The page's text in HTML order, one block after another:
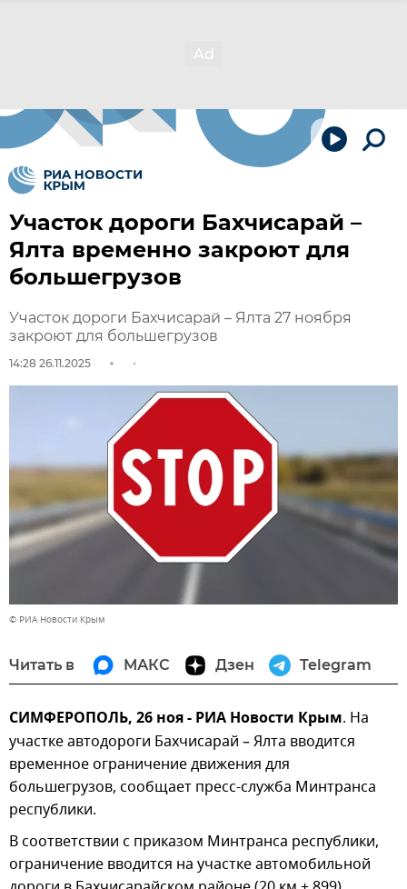
Участок дороги Бахчисарай –
Ялта временно закроют для
большегрузов
Участок дороги Бахчисарай – Ялта 27 ноября
закроют для большегрузов
14:28 26.11.2025
© РИА Новости Крым
Читать в МАКС Дзен Telegram
СИМФЕРОПОЛЬ, 26 ноя - РИА Новости Крым. На
участке автодороги Бахчисарай – Ялта вводится
временное ограничение движения для
большегрузов, сообщает пресс-служба Минтранса
республики.
В соответствии с приказом Минтранса республики,
ограничение вводится на участке автомобильной